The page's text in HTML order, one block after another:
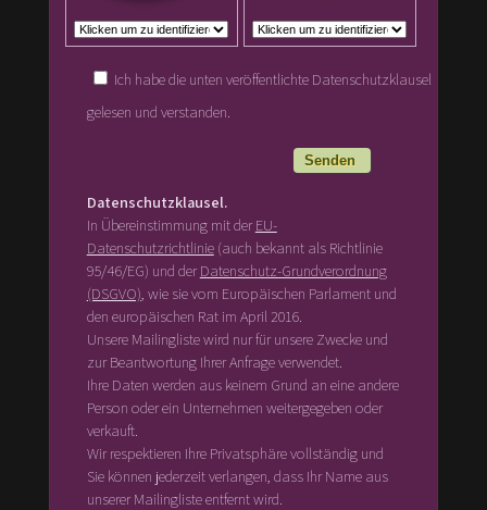
Ich habe die unten veröffentlichte Datenschutzklausel
gelesen und verstanden.
Datenschutzklausel.
In Übereinstimmung mit derEU-
Datenschutzrichtlinie(auch bekannt als Richtlinie
95/46/EG) und derDatenschutz-Grundverordnung
(DSGVO) , wie sie vom Europäischen Parlament und
den europäischen Rat im April 2016.
Unsere Mailingliste wird nur für unsere Zwecke und
zur Beantwortung Ihrer Anfrage verwendet.
Ihre Daten werden aus keinem Grund an eine andere
Person oder ein Unternehmen weitergegeben oder
verkauft.
Wir respektieren Ihre Privatsphäre vollständig und
Sie können jederzeit verlangen, dass Ihr Name aus
unserer Mailingliste entfernt wird.